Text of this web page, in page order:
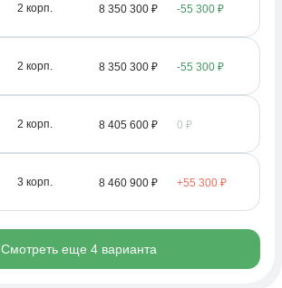
2корп. 8 350 300 ₽ -55 300 ₽
2корп. 8 350 300 ₽ -55 300 ₽
2корп. 8 405 600 ₽ 0 ₽
3корп. 8 460 900 ₽ +55 300 ₽
Смотреть еще 4 варианта